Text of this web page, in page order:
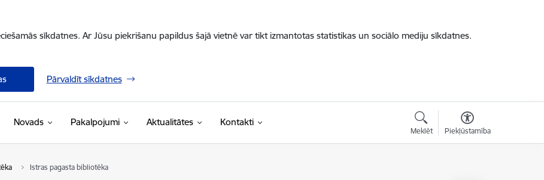
sīkdatnes. Ar Jūsu piekrišanu papildus šajā vietnē var tikt izmantotas statistikas un sociālo mediju sīkdatnes.
Pārvaldīt sīkdatnes
Novads Pakalpojumi Aktualitātes Kontakti
Meklēt Piekļūstamība
Istras pagasta bibliotēka